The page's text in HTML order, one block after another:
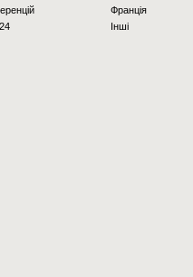
Франція
Інші